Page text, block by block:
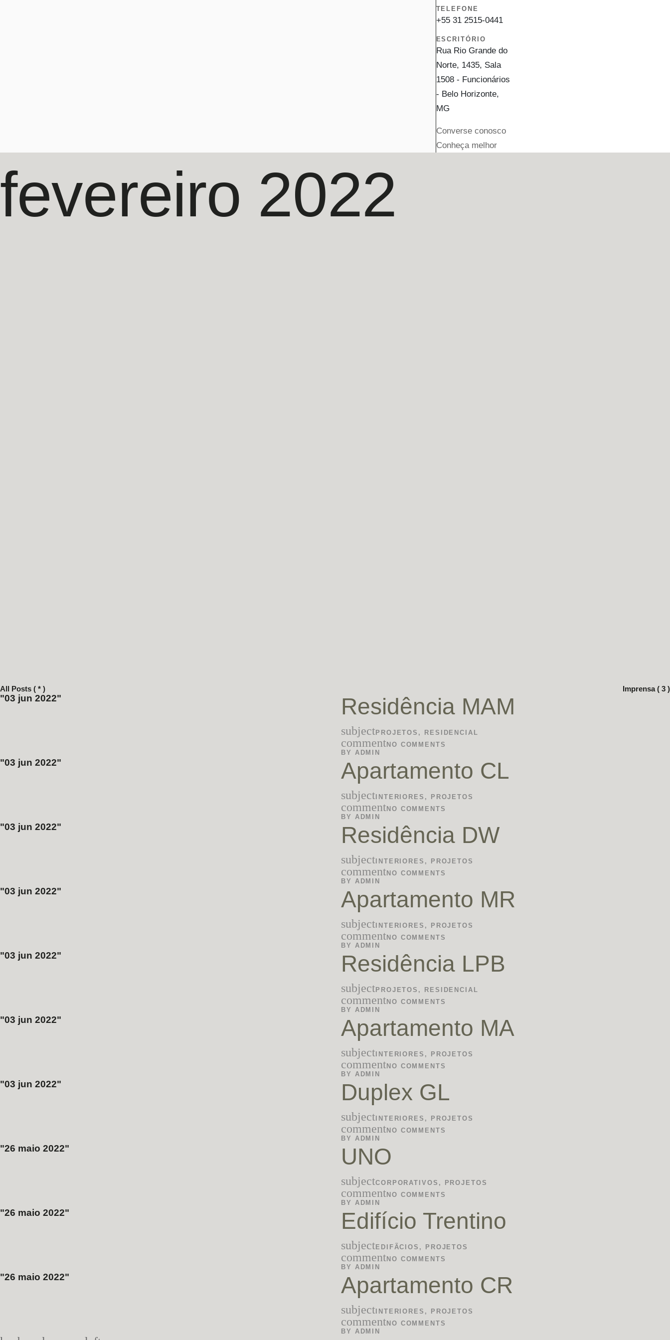
TELEFONE
+55 31 2515-0441
ESCRITÓRIO
Rua Rio Grande do
Norte, 1435, Sala
1508 - Funcionários
- Belo Horizonte,
MG
Converse conosco
Conheça melhor
fevereiro 2022
All Posts ( * ) Imprensa ( 3 )
03 jun 2022 Residência MAM
subject PROJETOS , RESIDENCIAL
comment NO COMMENTS
BY ADMIN
03 jun 2022 Apartamento CL
subject INTERIORES , PROJETOS
comment NO COMMENTS
BY ADMIN
03 jun 2022 Residência DW
subject INTERIORES , PROJETOS
comment NO COMMENTS
BY ADMIN
03 jun 2022 Apartamento MR
subject INTERIORES , PROJETOS
comment NO COMMENTS
BY ADMIN
03 jun 2022 Residência LPB
subject PROJETOS , RESIDENCIAL
comment NO COMMENTS
BY ADMIN
03 jun 2022 Apartamento MA
subject INTERIORES , PROJETOS
comment NO COMMENTS
BY ADMIN
03 jun 2022 Duplex GL
subject INTERIORES , PROJETOS
comment NO COMMENTS
BY ADMIN
26 maio 2022 UNO
subjectCORPORATIVOS , PROJETOS
comment NO COMMENTS
BY ADMIN
26 maio 2022 Edifício Trentino
subject EDIFÃ­CIOS , PROJETOS
comment NO COMMENTS
BY ADMIN
26 maio 2022 Apartamento CR
subject INTERIORES , PROJETOS
comment NO COMMENTS
BY ADMIN